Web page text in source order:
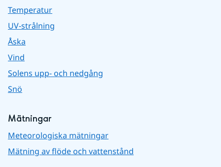
Temperatur
UV-strålning
Åska
Vind
Solens upp- och nedgång
Snö
Mätningar
Meteorologiska mätningar
Mätning av flöde och vattenstånd